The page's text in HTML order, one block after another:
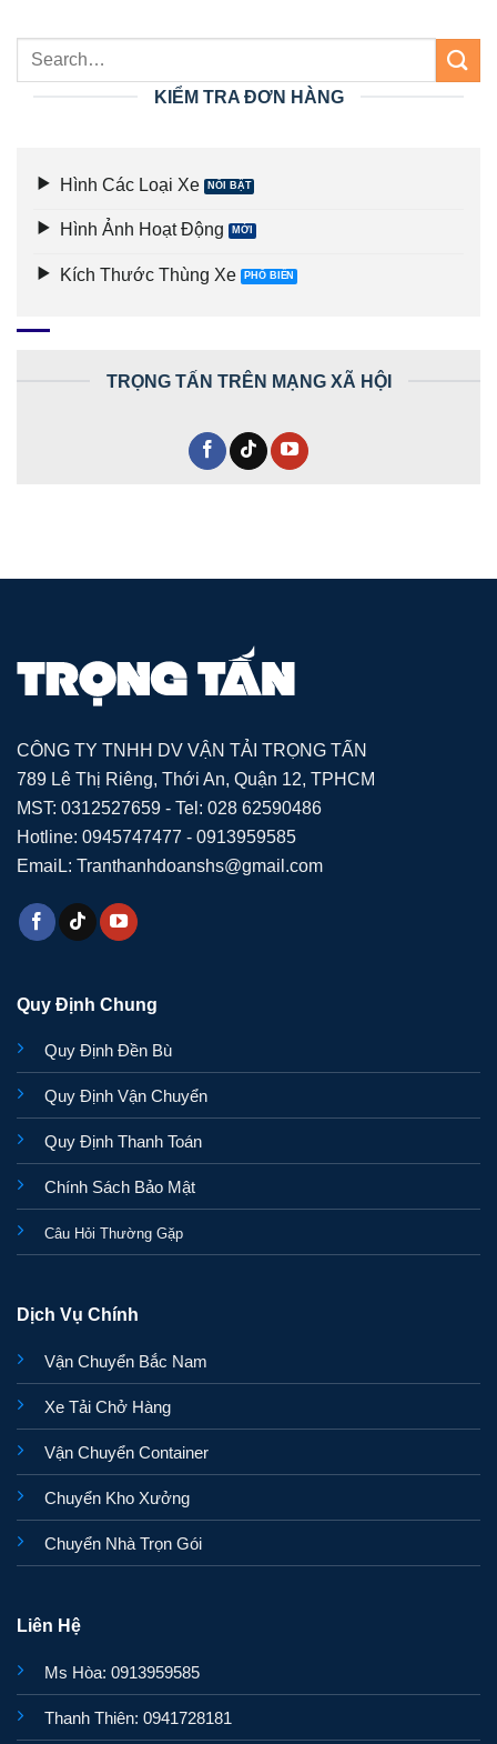
KIỂM TRA ĐƠN HÀNG
Hình Các Loại Xe
Hình Ảnh Hoạt Động
Kích Thước Thùng Xe
TRỌNG TẤN TRÊN MẠNG XÃ HỘI
CÔNG TY TNHH DV VẬN TẢI TRỌNG TẤN
789 Lê Thị Riêng, Thới An, Quận 12, TPHCM
MST: 0312527659 - Tel: 028 62590486
Hotline: 0945747477 - 0913959585
EmaiL: Tranthanhdoanshs@gmail.com
Quy Định Chung
Quy Định Đền Bù
Quy Định Vận Chuyển
Quy Định Thanh Toán
Chính Sách Bảo Mật
Câu Hỏi Thường Gặp
Dịch Vụ Chính
Vận Chuyển Bắc Nam
Xe Tải Chở Hàng
Vận Chuyển Container
Chuyển Kho Xưởng
Chuyển Nhà Trọn Gói
Liên Hệ
Ms Hòa: 0913959585
Thanh Thiên: 0941728181